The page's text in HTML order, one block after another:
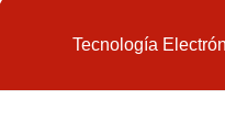
Tecnología